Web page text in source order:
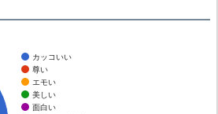
カッコいい
尊い
エモい
美しい
面白い